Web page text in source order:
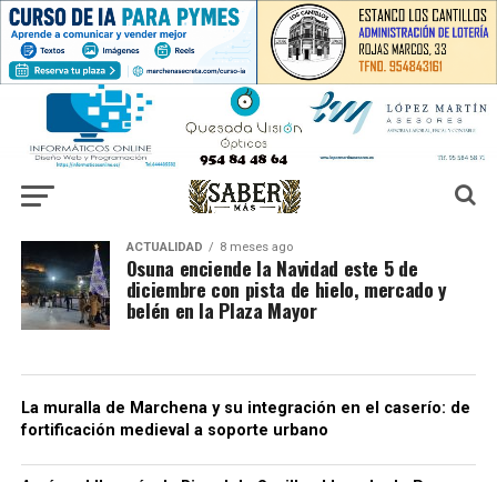
ACTUALIDAD 8 meses ago
Osuna enciende la Navidad este 5 de
diciembre con pista de hielo, mercado y
belén en la Plaza Mayor
La muralla de Marchena y su integración en el caserío: de
fortificación medieval a soporte urbano